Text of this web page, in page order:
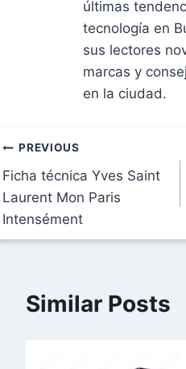
últimas
tecnología en
sus lectores
marcas y
en la ciudad.
Navegación
de
entradas
PREVIOUS
Ficha técnica Yves Saint
Laurent Mon Paris
Intensément
Similar Posts